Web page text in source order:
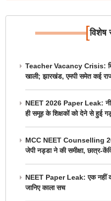
[विशेष
Teacher Vacancy Crisis:
खाली; झारखंड, एमपी समेत कई
NEET 2026 Paper Leak:
ही समूह के शिक्षकों को देने से हुई
MCC NEET Counselling
जेपी नड्डा ने की समीक्षा, छात्र-
NEET Paper Leak: एक नहीं
जानिए काला सच